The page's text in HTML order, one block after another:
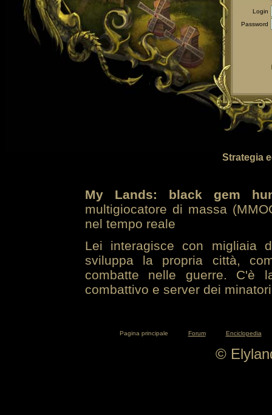
Login
Password
Strategia
My Lands: black gem
multigiocatore di massa
nel tempo reale
Lei interagisce con migliaia
sviluppa la propria città,
combatte nelle guerre. C'è
combattivo e server dei
Pagina principale Forum Enciclopedia
©